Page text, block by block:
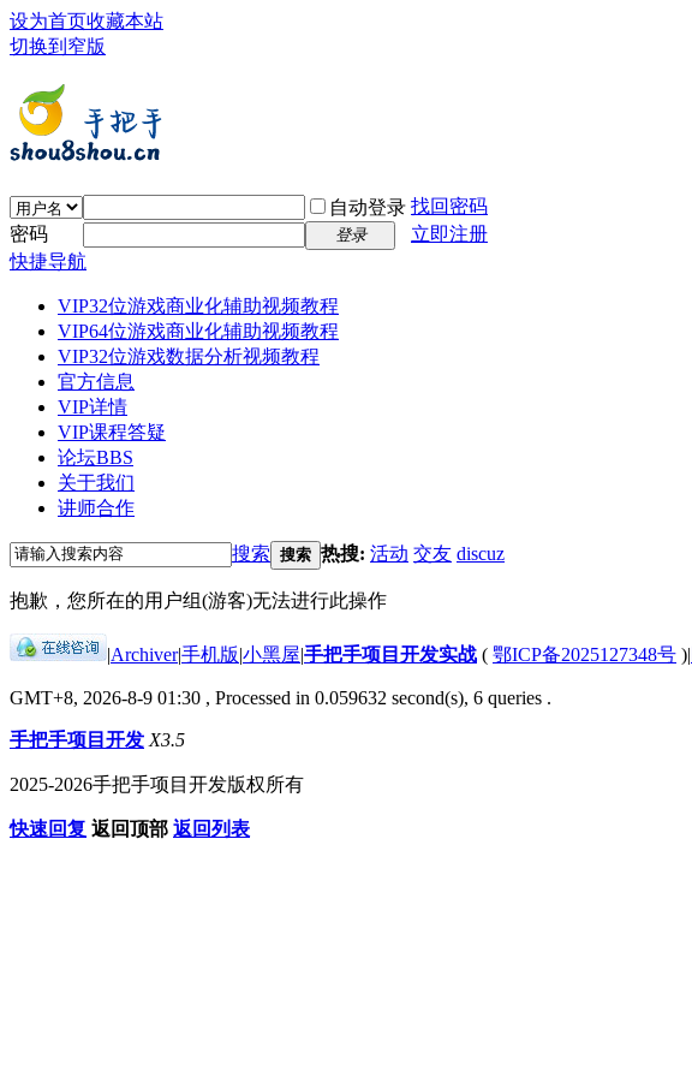
设为首页收藏本站
切换到窄版
自动登录 找回密码
密码
登录
立即注册
快捷导航
VIP32位游戏商业化辅助视频教程
VIP64位游戏商业化辅助视频教程
VIP32位游戏数据分析视频教程
官方信息
VIP详情
VIP课程答疑
论坛BBS
关于我们
讲师合作
搜索 搜索 热搜: 活动 交友 discuz
抱歉，您所在的用户组(游客)无法进行此操作
|Archiver|手机版|小黑屋|手把手项目开发实战 ( 鄂ICP备2025127348号 )|
GMT+8, 2026-8-9 01:30 , Processed in 0.059632 second(s), 6 queries .
手把手项目开发 X3.5
2025-2026手把手项目开发版权所有
快速回复 返回顶部 返回列表